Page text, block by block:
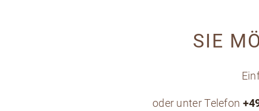
SIE
oder unter Telefon